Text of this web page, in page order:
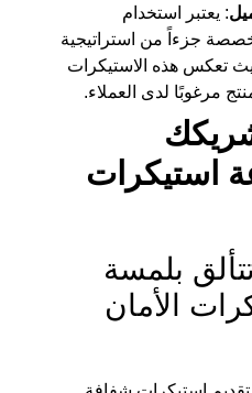
: يعتبر استخدام
جزءاً من استراتيجية
تعكس هذه الاستيكرات
مرغوبًا لدى العملاء.
استيكرات
بلمسة
الأمان